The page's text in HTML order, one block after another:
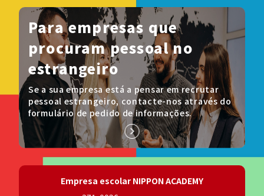
Para empresas que
procuram pessoal no
estrangeiro
Se a sua empresa está a pensar em recrutar
pessoal estrangeiro, contacte-nos através do
formulário de pedido de informações.
Empresa escolar NIPPON ACADEMY